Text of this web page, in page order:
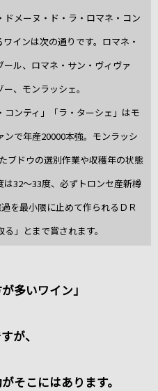
メーヌ・ド・ラ・ロマネ・コン
インは次の通りです。ロマネ・
ル、ロマネ・サン・ヴィヴァ
、モンラッシェ。
ンティ」「ラ・ターシェ」はモ
で年産20000本強。モンラッシ
ブドウの選別作業や収穫年の状態
32～33度、必ずトロンセ産新樽
を最小限に止めて作られるＤＲ
」とまで賞されます。
多いワイン」
が、
そこにはあります。